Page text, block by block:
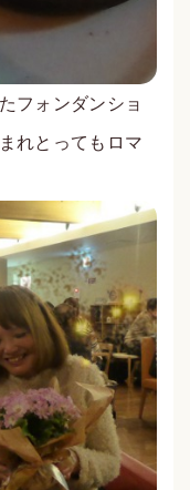
フォンダンショ
れとってもロマ